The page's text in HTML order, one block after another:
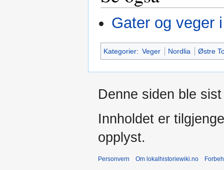
Gater og veger
Kategorier: Veger Nordlia Østre
Denne siden ble
Innholdet er
opplyst.
Personvern Om lokalhistoriewiki.no